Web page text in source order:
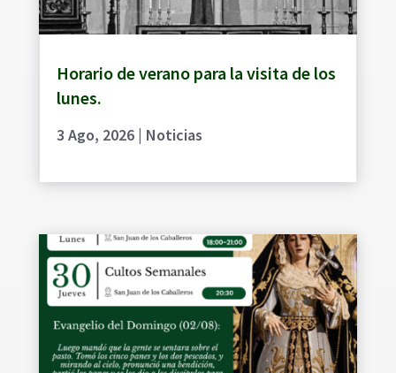
Horario de verano para la visita de los
lunes.
3 Ago, 2026| Noticias